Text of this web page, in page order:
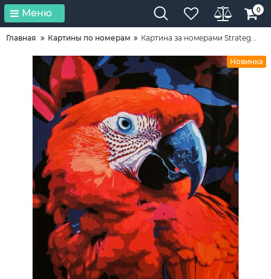
Меню 0
Главная Картины по номерам Картина за номерами Strateg...
Новинка